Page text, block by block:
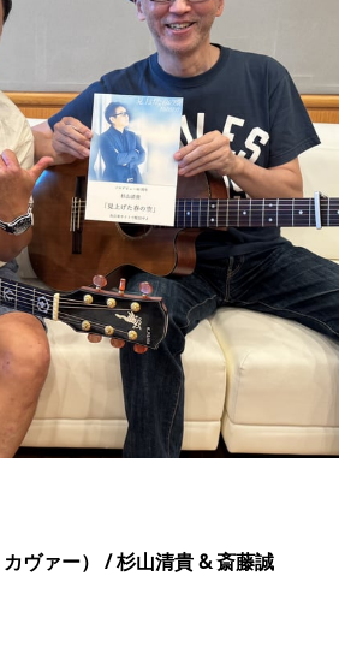
カヴァー） / 杉山清貴&斎藤誠